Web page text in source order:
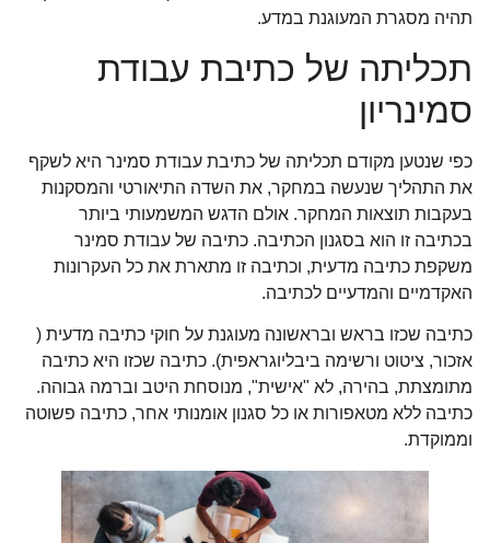
תהיה מסגרת המעוגנת במדע.
תכליתה של כתיבת עבודת
סמינריון
כפי שנטען מקודם תכליתה של כתיבת עבודת סמינר היא לשקף
את התהליך שנעשה במחקר, את השדה התיאורטי והמסקנות
בעקבות תוצאות המחקר. אולם הדגש המשמעותי ביותר
בכתיבה זו הוא בסגנון הכתיבה. כתיבה של עבודת סמינר
משקפת כתיבה מדעית, וכתיבה זו מתארת את כל העקרונות
האקדמיים והמדעיים לכתיבה.
כתיבה שכזו בראש ובראשונה מעוגנת על חוקי כתיבה מדעית (
אזכור, ציטוט ורשימה ביבליוגראפית). כתיבה שכזו היא כתיבה
מתומצתת, בהירה, לא "אישית", מנוסחת היטב וברמה גבוהה.
כתיבה ללא מטאפורות או כל סגנון אומנותי אחר, כתיבה פשוטה
וממוקדת.